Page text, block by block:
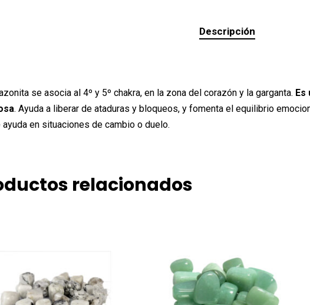
Descripción
se asocia al 4º y 5º chakra, en la zona del corazón y la garganta. Es
. Ayuda a liberar de ataduras y bloqueos, y fomenta el equilibrio
ayuda en situaciones de cambio o duelo.
relacionados